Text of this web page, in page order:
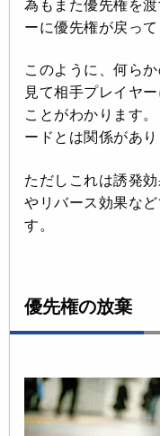
為もまた優先権を
ーに優先権が戻って
このように、何ら
見て相手プレイヤ
ことがわかります
ードとは関係があり
ただしこれは誘発
やリバース効果な
す。
優先権の放棄